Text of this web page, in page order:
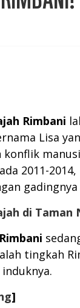
Rimbani
Lisa
2011-
di Taman
tingkah
]